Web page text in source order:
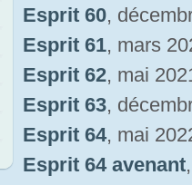
Esprit 60,
Esprit 61, mars
Esprit 62, mai
Esprit 63,
Esprit 64, mai
Esprit 64 avenant